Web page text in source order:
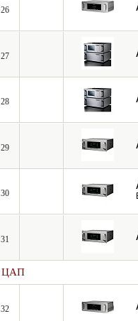
26
27
28
29
30
31
ЦАП
32